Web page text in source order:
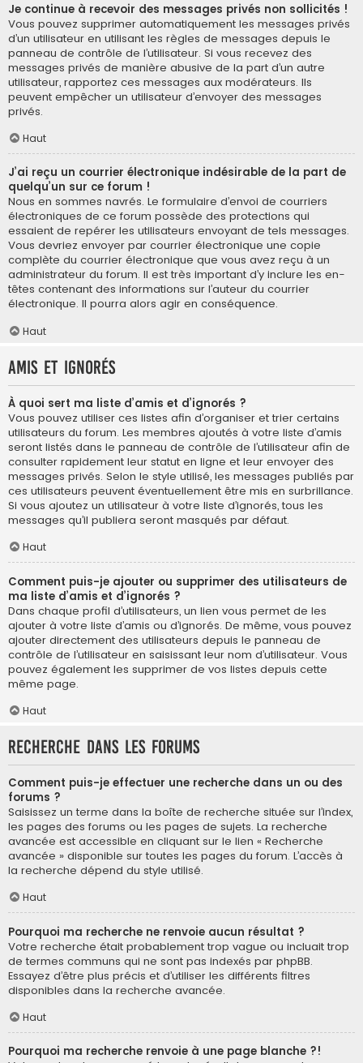
Je continue à recevoir des messages privés non sollicités !
Vous pouvez supprimer automatiquement les messages privés
d’un utilisateur en utilisant les règles de messages depuis le
panneau de contrôle de l’utilisateur. Si vous recevez des
messages privés de manière abusive de la part d’un autre
utilisateur, rapportez ces messages aux modérateurs. Ils
peuvent empêcher un utilisateur d’envoyer des messages
privés.
Haut
J’ai reçu un courrier électronique indésirable de la part de
quelqu’un sur ce forum !
Nous en sommes navrés. Le formulaire d’envoi de courriers
électroniques de ce forum possède des protections qui
essaient de repérer les utilisateurs envoyant de tels messages.
Vous devriez envoyer par courrier électronique une copie
complète du courrier électronique que vous avez reçu à un
administrateur du forum. Il est très important d’y inclure les en-
têtes contenant des informations sur l’auteur du courrier
électronique. Il pourra alors agir en conséquence.
Haut
Amis et ignorés
À quoi sert ma liste d’amis et d’ignorés ?
Vous pouvez utiliser ces listes afin d’organiser et trier certains
utilisateurs du forum. Les membres ajoutés à votre liste d’amis
seront listés dans le panneau de contrôle de l’utilisateur afin de
consulter rapidement leur statut en ligne et leur envoyer des
messages privés. Selon le style utilisé, les messages publiés par
ces utilisateurs peuvent éventuellement être mis en surbrillance.
Si vous ajoutez un utilisateur à votre liste d’ignorés, tous les
messages qu’il publiera seront masqués par défaut.
Haut
Comment puis-je ajouter ou supprimer des utilisateurs de
ma liste d’amis et d’ignorés ?
Dans chaque profil d’utilisateurs, un lien vous permet de les
ajouter à votre liste d’amis ou d’ignorés. De même, vous pouvez
ajouter directement des utilisateurs depuis le panneau de
contrôle de l’utilisateur en saisissant leur nom d’utilisateur. Vous
pouvez également les supprimer de vos listes depuis cette
même page.
Haut
Recherche dans les forums
Comment puis-je effectuer une recherche dans un ou des
forums ?
Saisissez un terme dans la boîte de recherche située sur l’index,
les pages des forums ou les pages de sujets. La recherche
avancée est accessible en cliquant sur le lien « Recherche
avancée » disponible sur toutes les pages du forum. L’accès à
la recherche dépend du style utilisé.
Haut
Pourquoi ma recherche ne renvoie aucun résultat ?
Votre recherche était probablement trop vague ou incluait trop
de termes communs qui ne sont pas indexés par phpBB.
Essayez d’être plus précis et d’utiliser les différents filtres
disponibles dans la recherche avancée.
Haut
Pourquoi ma recherche renvoie à une page blanche ?!